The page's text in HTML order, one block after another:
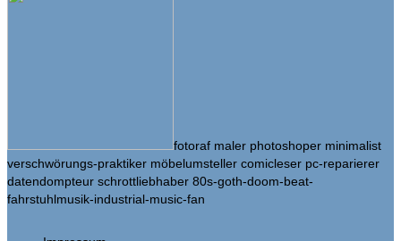
fotoraf maler photoshoper minimalist
verschwörungs-praktiker möbelumsteller comicleser pc-reparierer
datendompteur schrottliebhaber 80s-goth-doom-beat-
fahrstuhlmusik-industrial-music-fan